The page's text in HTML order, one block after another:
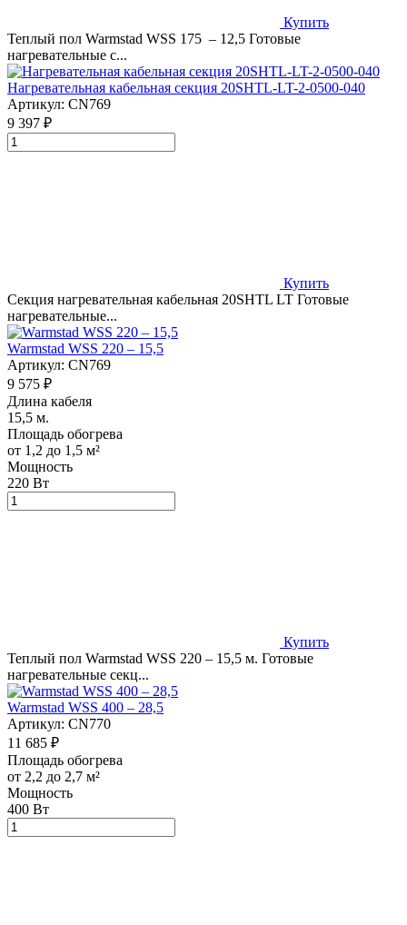
Купить
Теплый пол Warmstad WSS 175 – 12,5 Готовые
нагревательные с...
Нагревательная кабельная секция 20SHTL-LT-2-0500-040
Артикул: CN769
9 397 ₽
Купить
Секция нагревательная кабельная 20SHTL LT Готовые
нагревательные...
Warmstad WSS 220 – 15,5
Артикул: CN769
9 575 ₽
Длина кабеля
15,5 м.
Площадь обогрева
от 1,2 до 1,5 м²
Мощность
220 Вт
Купить
Теплый пол Warmstad WSS 220 – 15,5 м. Готовые
нагревательные секц...
Warmstad WSS 400 – 28,5
Артикул: CN770
11 685 ₽
Площадь обогрева
от 2,2 до 2,7 м²
Мощность
400 Вт